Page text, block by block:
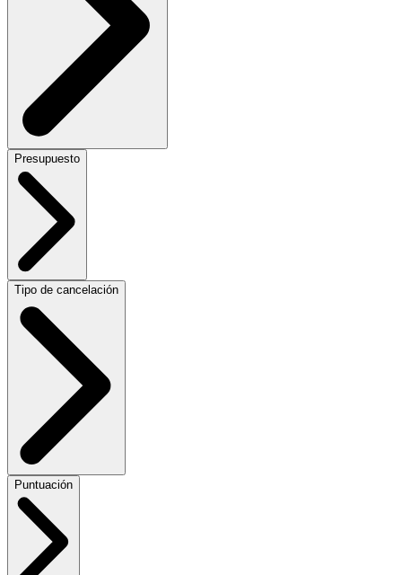
Presupuesto
Tipo de cancelación
Puntuación